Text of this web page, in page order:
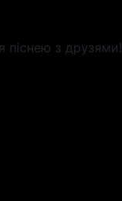
піснею з друзями!